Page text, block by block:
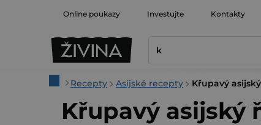
Online poukazy Investujte Kontakty
DomůRecepty Asijské recepty Křupavý
Křupavý asijský